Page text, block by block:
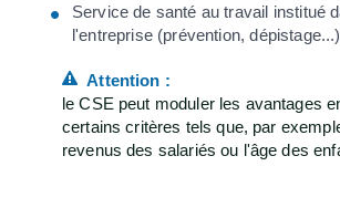
Service de santé au travail institué
l'entreprise (prévention, dépistage...)
Attention :
le CSE peut moduler les avantages
certains critères tels que, par
revenus des salariés ou l'âge des